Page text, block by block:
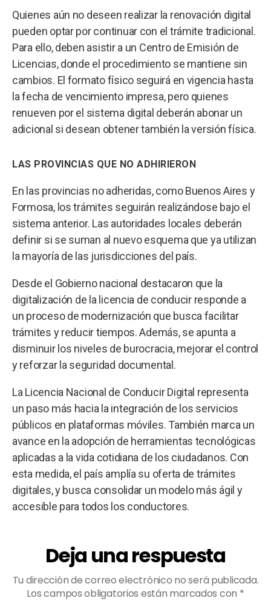
Quienes aún no deseen realizar la renovación digital
pueden optar por continuar con el trámite tradicional.
Para ello, deben asistir a un Centro de Emisión de
Licencias, donde el procedimiento se mantiene sin
cambios. El formato físico seguirá en vigencia hasta
la fecha de vencimiento impresa, pero quienes
renueven por el sistema digital deberán abonar un
adicional si desean obtener también la versión física.
LAS PROVINCIAS QUE NO ADHIRIERON
En las provincias no adheridas, como Buenos Aires y
Formosa, los trámites seguirán realizándose bajo el
sistema anterior. Las autoridades locales deberán
definir si se suman al nuevo esquema que ya utilizan
la mayoría de las jurisdicciones del país.
Desde el Gobierno nacional destacaron que la
digitalización de la licencia de conducir responde a
un proceso de modernización que busca facilitar
trámites y reducir tiempos. Además, se apunta a
disminuir los niveles de burocracia, mejorar el control
y reforzar la seguridad documental.
La Licencia Nacional de Conducir Digital representa
un paso más hacia la integración de los servicios
públicos en plataformas móviles. También marca un
avance en la adopción de herramientas tecnológicas
aplicadas a la vida cotidiana de los ciudadanos. Con
esta medida, el país amplía su oferta de trámites
digitales, y busca consolidar un modelo más ágil y
accesible para todos los conductores.
Deja una respuesta
Tu dirección de correo electrónico no será publicada.
Los campos obligatorios están marcados con *